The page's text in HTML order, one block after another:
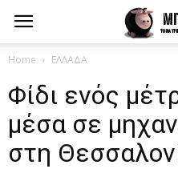
Home ΕΛΛΑΔΑ
Φίδι ενός
μέσα σε
στη